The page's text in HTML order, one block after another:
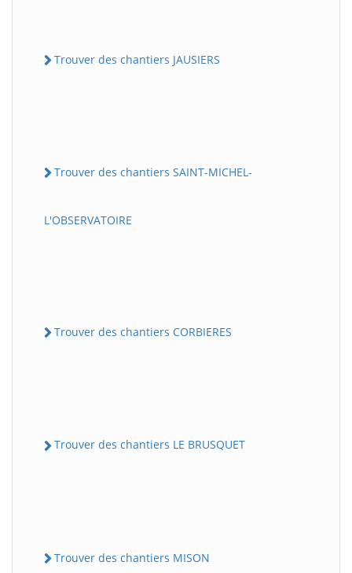
Trouver des chantiers JAUSIERS
Trouver des chantiers SAINT-MICHEL-
L'OBSERVATOIRE
Trouver des chantiers CORBIERES
Trouver des chantiers LE BRUSQUET
Trouver des chantiers MISON